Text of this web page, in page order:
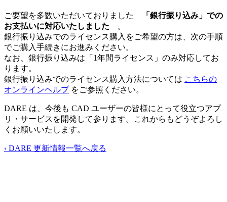
ご要望を多数いただいておりました
「銀行振り込み」での
お支払いに対応いたしました 。
銀行振り込みでのライセンス購入をご希望の方は、次の手順
でご購入手続きにお進みください。
なお、銀行振り込みは「1年間ライセンス」のみ対応してお
ります。
銀行振り込みでのライセンス購入方法については こちらの
オンラインヘルプをご参照ください。
DARE は、今後も CAD ユーザーの皆様にとって役立つアプ
リ・サービスを開発して参ります。これからもどうぞよろし
くお願いいたします。
‹ DARE 更新情報一覧へ戻る